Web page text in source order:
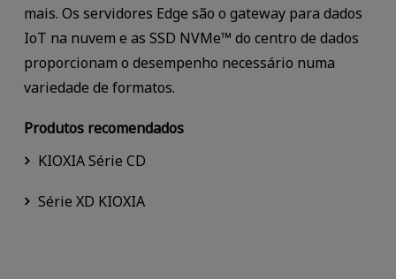
mais. Os servidores Edge são o gateway para dados
IoT na nuvem e as SSD NVMe™ do centro de dados
proporcionam o desempenho necessário numa
variedade de formatos.
Produtos recomendados
KIOXIA Série CD
Série XD KIOXIA